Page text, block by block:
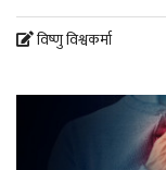
विष्णु विश्वकर्मा